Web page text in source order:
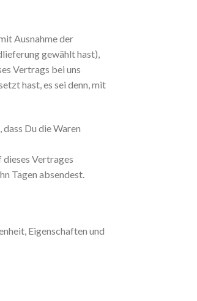
Ausnahme der
gewählt hast),
Vertrags bei uns
hast, es sei denn, mit
Du die Waren
dieses Vertrages
Tagen absendest.
Eigenschaften und